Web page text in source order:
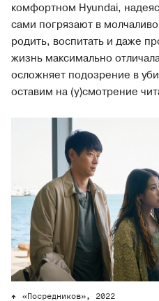
комфортном Hyundai,
сами погрязают в
родить, воспитать и даже
жизнь максимально
осложняет подозрение в
оставим на (у)смотрение
«Посредников», 2022